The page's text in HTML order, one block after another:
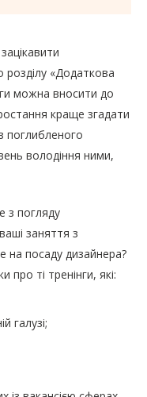
«Додаткова
можна вносити до
краще згадати
поглибленого
володіння ними,
з погляду
заняття з
на посаду дизайнера?
про ті тренінги, які:
галузі;